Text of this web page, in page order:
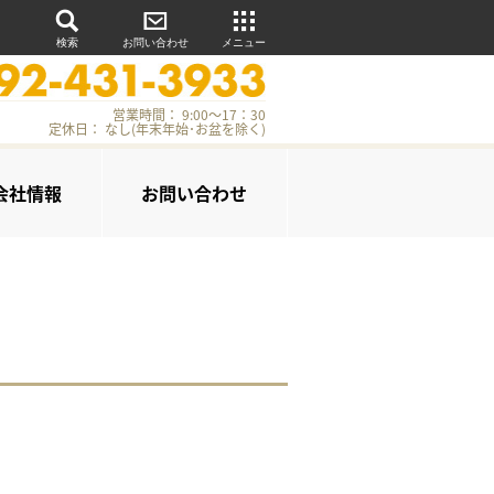
検索 お問い合わせ メニュー
営業時間： 9:00～17：30
定休日： なし(年末年始･お盆を除く)
社情報 お問い合わせ